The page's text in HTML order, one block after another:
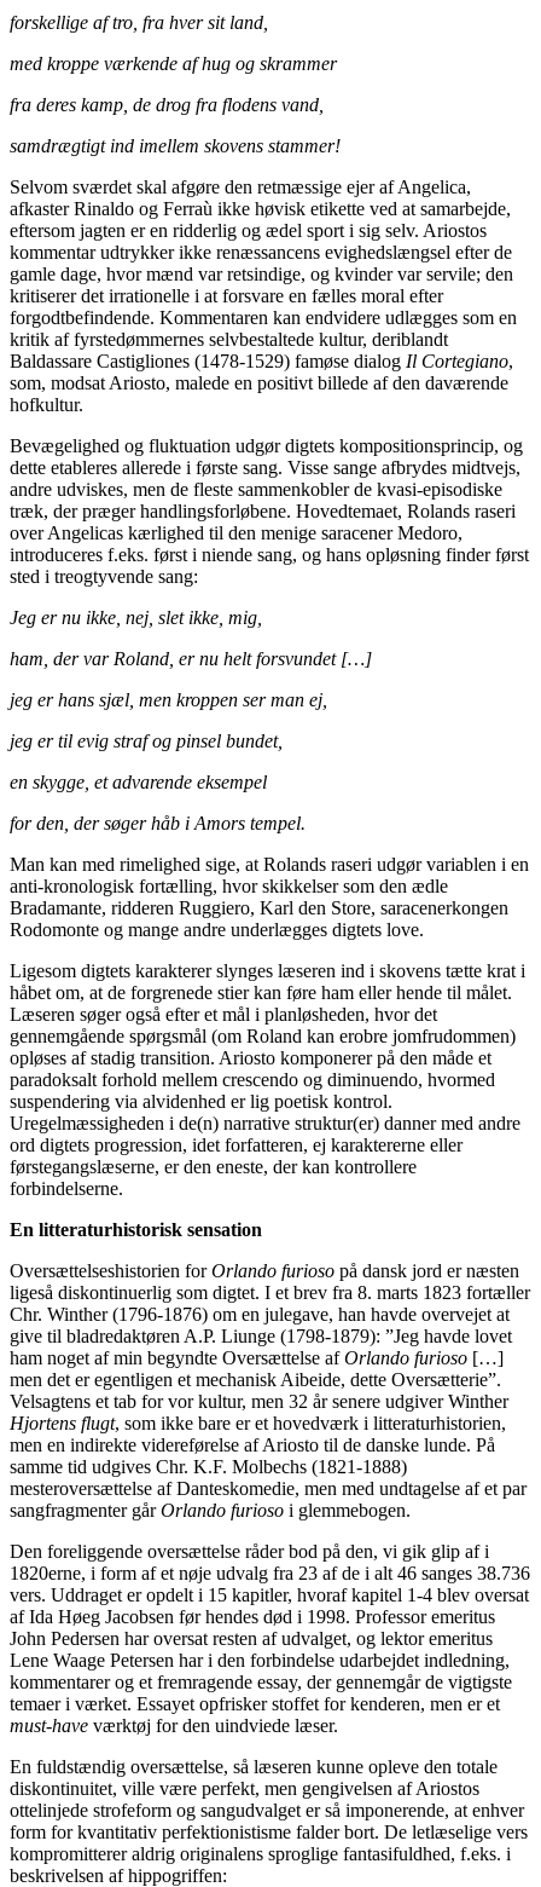
forskellige af tro, fra hver sit land,
med kroppe værkende af hug og skrammer
fra deres kamp, de drog fra flodens vand,
samdrægtigt ind imellem skovens stammer!
Selvom sværdet skal afgøre den retmæssige ejer af Angelica,
afkaster Rinaldo og Ferraù ikke høvisk etikette ved at samarbejde,
eftersom jagten er en ridderlig og ædel sport i sig selv. Ariostos
kommentar udtrykker ikke renæssancens evighedslængsel efter de
gamle dage, hvor mænd var retsindige, og kvinder var servile; den
kritiserer det irrationelle i at forsvare en fælles moral efter
forgodtbefindende. Kommentaren kan endvidere udlægges som en
kritik af fyrstedømmernes selvbestaltede kultur, deriblandt
Baldassare Castigliones (1478-1529) famøse dialog Il Cortegiano,
som, modsat Ariosto, malede en positivt billede af den daværende
hofkultur.
Bevægelighed og fluktuation udgør digtets kompositionsprincip, og
dette etableres allerede i første sang. Visse sange afbrydes midtvejs,
andre udviskes, men de fleste sammenkobler de kvasi-episodiske
træk, der præger handlingsforløbene. Hovedtemaet, Rolands raseri
over Angelicas kærlighed til den menige saracener Medoro,
introduceres f.eks. først i niende sang, og hans opløsning finder først
sted i treogtyvende sang:
Jeg er nu ikke, nej, slet ikke, mig,
ham, der var Roland, er nu helt forsvundet […]
jeg er hans sjæl, men kroppen ser man ej,
jeg er til evig straf og pinsel bundet,
en skygge, et advarende eksempel
for den, der søger håb i Amors tempel.
Man kan med rimelighed sige, at Rolands raseri udgør variablen i en
anti-kronologisk fortælling, hvor skikkelser som den ædle
Bradamante, ridderen Ruggiero, Karl den Store, saracenerkongen
Rodomonte og mange andre underlægges digtets love.
Ligesom digtets karakterer slynges læseren ind i skovens tætte krat i
håbet om, at de forgrenede stier kan føre ham eller hende til målet.
Læseren søger også efter et mål i planløsheden, hvor det
gennemgående spørgsmål (om Roland kan erobre jomfrudommen)
opløses af stadig transition. Ariosto komponerer på den måde et
paradoksalt forhold mellem crescendo og diminuendo, hvormed
suspendering via alvidenhed er lig poetisk kontrol.
Uregelmæssigheden i de(n) narrative struktur(er) danner med andre
ord digtets progression, idet forfatteren, ej karaktererne eller
førstegangslæserne, er den eneste, der kan kontrollere
forbindelserne.
En litteraturhistorisk sensation
Oversættelseshistorien forOrlando furioso på dansk jord er næsten
ligeså diskontinuerlig som digtet. I et brev fra 8. marts 1823 fortæller
Chr. Winther (1796-1876) om en julegave, han havde overvejet at
give til bladredaktøren A.P. Liunge (1798-1879): ”Jeg havde lovet
ham noget af min begyndte Oversættelse afOrlando furioso […]
men det er egentligen et mechanisk Aibeide, dette Oversætterie”.
Velsagtens et tab for vor kultur, men 32 år senere udgiver Winther
Hjortens flugt, som ikke bare er et hovedværk i litteraturhistorien,
men en indirekte videreførelse af Ariosto til de danske lunde. På
samme tid udgives Chr. K.F. Molbechs (1821-1888)
mesteroversættelse af Danteskomedie, men med undtagelse af et par
sangfragmenter gårOrlando furioso i glemmebogen.
Den foreliggende oversættelse råder bod på den, vi gik glip af i
1820erne, i form af et nøje udvalg fra 23 af de i alt 46 sanges 38.736
vers. Uddraget er opdelt i 15 kapitler, hvoraf kapitel 1-4 blev oversat
af Ida Høeg Jacobsen før hendes død i 1998. Professor emeritus
John Pedersen har oversat resten af udvalget, og lektor emeritus
Lene Waage Petersen har i den forbindelse udarbejdet indledning,
kommentarer og et fremragende essay, der gennemgår de vigtigste
temaer i værket. Essayet opfrisker stoffet for kenderen, men er et
must-have værktøj for den uindviede læser.
En fuldstændig oversættelse, så læseren kunne opleve den totale
diskontinuitet, ville være perfekt, men gengivelsen af Ariostos
ottelinjede strofeform og sangudvalget er så imponerende, at enhver
form for kvantitativ perfektionistisme falder bort. De letlæselige vers
kompromitterer aldrig originalens sproglige fantasifuldhed, f.eks. i
beskrivelsen af hippogriffen: